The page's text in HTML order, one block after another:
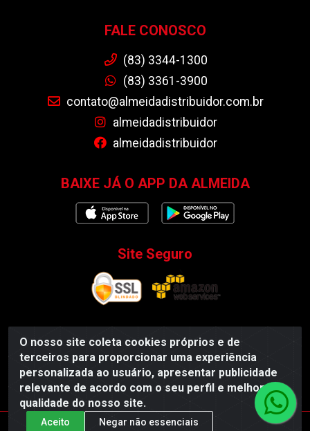
O nosso site coleta cookies próprios e de
terceiros para proporcionar uma experiência
personalizada ao usuário, apresentar publicidade
relevante de acordo com o seu perfil e melhorar a
qualidade do nosso site.
Aceito Negar não essenciais
FALE CONOSCO
(83) 3344-1300
(83) 3361-3900
contato@almeidadistribuidor.com.br
almeidadistribuidor
almeidadistribuidor
BAIXE JÁ O APP DA ALMEIDA
Site Seguro
Almeida Distribuidor - Rodovia BR 104, S/N, Centro -
Esperança/PB - CEP 58135-000 - CNPJ
35.419.548/0001-55